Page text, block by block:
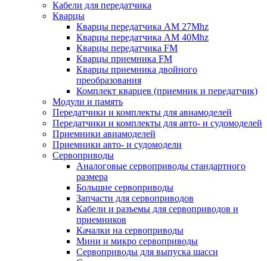
Кабели для передатчика
Кварцы
Кварцы передатчика AM 27Mhz
Кварцы передатчика AM 40Mhz
Кварцы передатчика FM
Кварцы приемника FM
Кварцы приемника двойного
преобразования
Комплект кварцев (приемник и передатчик)
Модули и память
Передатчики и комплекты для авиамоделей
Передатчики и комплекты для авто- и судомоделей
Приемники авиамоделей
Приемники авто- и судомодели
Сервоприводы
Аналоговые сервоприводы стандартного
размера
Большие сервоприводы
Запчасти для сервоприводов
Кабели и разъемы для сервоприводов и
приемников
Качалки на сервоприводы
Мини и микро сервоприводы
Сервоприводы для выпуска шасси